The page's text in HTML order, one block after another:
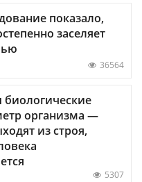
показало,
заселяет
36564
организма —
из строя,
5307